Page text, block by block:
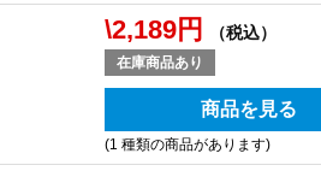
\2,189円 （税込）
在庫商品あり
商品を見る
(1 種類の商品があります)